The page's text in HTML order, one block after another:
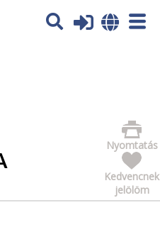
További tájékoztatás itt:
Nyomtatás
Kedvencnek
jelölöm